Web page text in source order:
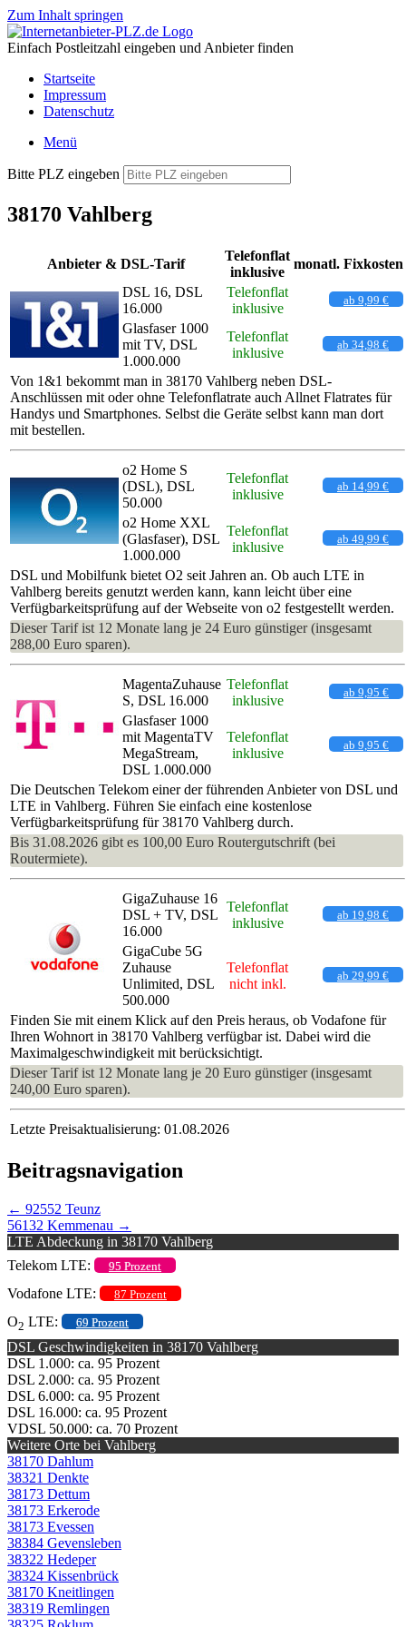
Zum Inhalt springen
Einfach Postleitzahl eingeben und Anbieter finden
Startseite
Impressum
Datenschutz
Menü
Bitte PLZ eingeben
38170 Vahlberg
Anbieter & DSL-Tarif
Telefonflat
inklusive
monatl. Fixkosten
DSL 16, DSL
16.000
Telefonflat
inklusive
ab 9,99 €
Glasfaser 1000
mit TV, DSL
1.000.000
Telefonflat
inklusive
ab 34,98 €
Von 1&1 bekommt man in 38170 Vahlberg neben DSL-
Anschlüssen mit oder ohne Telefonflatrate auch Allnet Flatrates für
Handys und Smartphones. Selbst die Geräte selbst kann man dort
mit bestellen.
o2 Home S
(DSL), DSL
50.000
Telefonflat
inklusive
ab 14,99 €
o2 Home XXL
(Glasfaser), DSL
1.000.000
Telefonflat
inklusive
ab 49,99 €
DSL und Mobilfunk bietet O2 seit Jahren an. Ob auch LTE in
Vahlberg bereits genutzt werden kann, kann leicht über eine
Verfügbarkeitsprüfung auf der Webseite von o2 festgestellt werden.
Dieser Tarif ist 12 Monate lang je 24 Euro günstiger (insgesamt
288,00 Euro sparen).
MagentaZuhause
S, DSL 16.000
Telefonflat
inklusive
ab 9,95 €
Glasfaser 1000
mit MagentaTV
MegaStream,
DSL 1.000.000
Telefonflat
inklusive
ab 9,95 €
Die Deutschen Telekom einer der führenden Anbieter von DSL und
LTE in Vahlberg. Führen Sie einfach eine kostenlose
Verfügbarkeitsprüfung für 38170 Vahlberg durch.
Bis 31.08.2026 gibt es 100,00 Euro Routergutschrift (bei
Routermiete).
GigaZuhause 16
DSL + TV, DSL
16.000
Telefonflat
inklusive
ab 19,98 €
GigaCube 5G
Zuhause
Unlimited, DSL
500.000
Telefonflat
nicht inkl.
ab 29,99 €
Finden Sie mit einem Klick auf den Preis heraus, ob Vodafone für
Ihren Wohnort in 38170 Vahlberg verfügbar ist. Dabei wird die
Maximalgeschwindigkeit mit berücksichtigt.
Dieser Tarif ist 12 Monate lang je 20 Euro günstiger (insgesamt
240,00 Euro sparen).
Letzte Preisaktualisierung: 01.08.2026
Beitragsnavigation
← 92552 Teunz
56132 Kemmenau →
LTE Abdeckung in 38170 Vahlberg
Telekom LTE:
95 Prozent
Vodafone LTE: 87 Prozent
O2 LTE: 69 Prozent
DSL Geschwindigkeiten in 38170 Vahlberg
DSL 1.000: ca. 95 Prozent
DSL 2.000: ca. 95 Prozent
DSL 6.000: ca. 95 Prozent
DSL 16.000: ca. 95 Prozent
VDSL 50.000: ca. 70 Prozent
Weitere Orte bei Vahlberg
38170 Dahlum
38321 Denkte
38173 Dettum
38173 Erkerode
38173 Evessen
38384 Gevensleben
38322 Hedeper
38324 Kissenbrück
38170 Kneitlingen
38319 Remlingen